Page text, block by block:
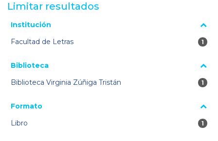
Limitar resultados
La página se volverá a cargar cuando se seleccione o excluya
Institución
Facultad de Letras
1
1
Biblioteca
Biblioteca Virginia Zúñiga Tristán
1
1
Formato
Libro
1
1